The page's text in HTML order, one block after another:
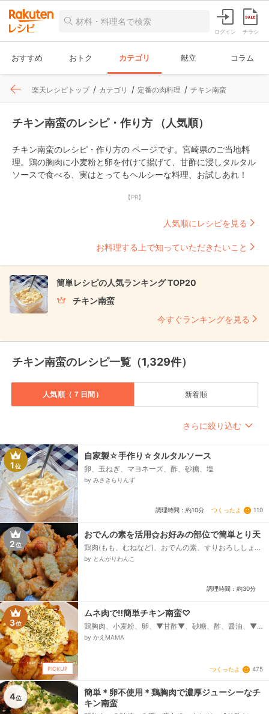
ログイン チラシ
おすすめ おトク カテゴリ 献立 コラム
楽天レシピトップ カテゴリ 定番の肉料理 チキン南蛮
チキン南蛮のレシピ・作り方 （人気順）
チキン南蛮のレシピ・作り方の ページです。宮崎県のご当地料
理。鶏の胸肉に小麦粉と卵を付けて揚げて、甘酢に浸しタルタル
ソースで食べる、実はとってもヘルシーな料理、お試しあれ！
【PR】
人気順にレシピを見る
お料理する上で知っていただきたいこと
簡単レシピの人気ランキング TOP20
チキン南蛮
今すぐランキングを見る
チキン南蛮のレシピ一覧（1,329件）
人気順（７日間） 新着順
さらに絞り込む
1位
自家製☆手作り☆タルタルソース
卵、玉ねぎ、マヨネーズ、酢、砂糖、塩
by みさきらりんず
調理時間：約10分 つくったよ 110
2位
おでんの素を活用⚝お好みの部位で簡単とり天
鶏肉(もも、むねなど)、おでんの素、すりおろししょう
が《チューブ》、天ぷら粉、炭酸水、or、冷水、サラ
by とんがりわんこ
調理時間：約30分
3位
PICKUP
ムネ肉で‼簡単チキン南蛮♡
鶏胸肉、小麦粉、卵、▼甘酢▼、砂糖、酢、醤油、▼
タルタルソース▼、卵、玉ねぎ、マヨネーズ、牛乳、
by かえMAMA
つくったよ 475
4位
簡単＊卵不使用＊鶏胸肉で濃厚ジューシーなチ
キン南蛮